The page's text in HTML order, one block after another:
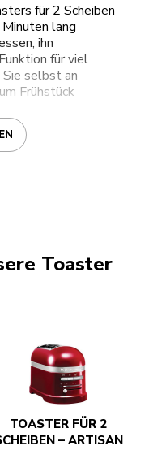
für 2 Scheiben
lang
ihn
für viel
selbst an
Frühstück
Toaster
TOASTER FÜR 2
– ARTISAN